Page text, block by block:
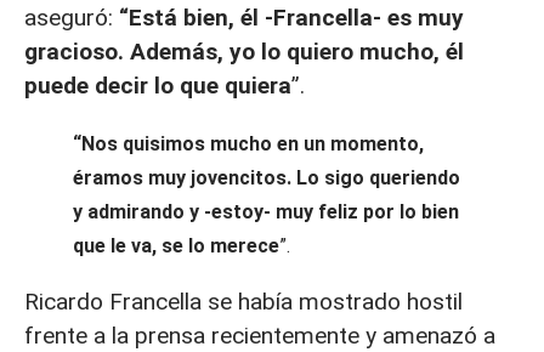
aseguró: “Está bien, él -Francella- es muy
gracioso. Además, yo lo quiero mucho, él
puede decir lo que quiera”.
“Nos quisimos mucho en un momento,
éramos muy jovencitos. Lo sigo queriendo
y admirando y -estoy- muy feliz por lo bien
que le va, se lo merece”.
Ricardo Francella se había mostrado hostil
frente a la prensa recientemente y amenazó a